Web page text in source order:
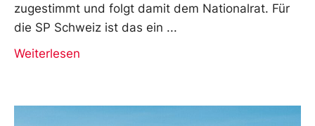
zugestimmt und folgt damit dem Nationalrat. Für
die SP Schweiz ist das ein
Weiterlesen